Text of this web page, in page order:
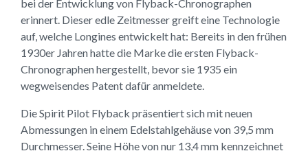
bei der Entwicklung von Flyback-Chronographen
erinnert. Dieser edle Zeitmesser greift eine Technologie
auf, welche Longines entwickelt hat: Bereits in den frühen
1930er Jahren hatte die Marke die ersten Flyback-
Chronographen hergestellt, bevor sie 1935 ein
wegweisendes Patent dafür anmeldete.
Die Spirit Pilot Flyback präsentiert sich mit neuen
Abmessungen in einem Edelstahlgehäuse von 39,5 mm
Durchmesser. Seine Höhe von nur 13,4 mm kennzeichnet